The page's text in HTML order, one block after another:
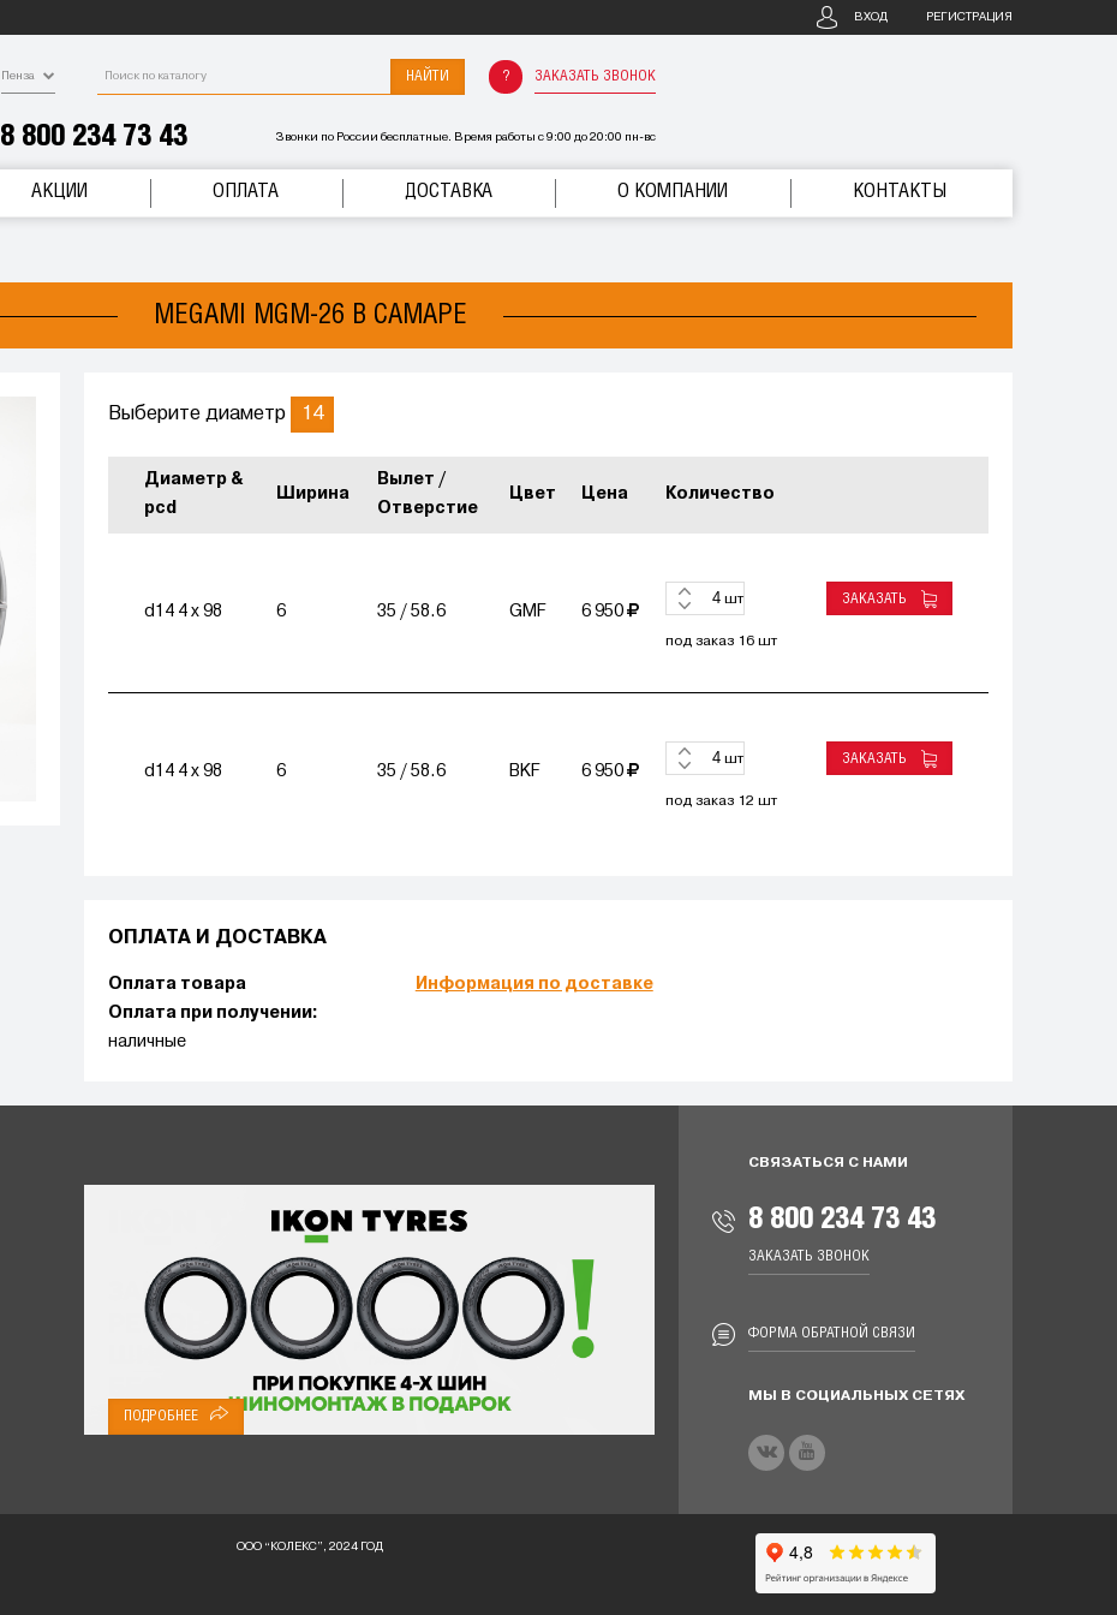
ВХОД РЕГИСТРАЦИЯ
Пенза НАЙТИ ЗАКАЗАТЬ ЗВОНОК
8 800 234 73 43 Звонки по России бесплатные. Время работы с 9:00 до 20:00 пн-вс
АКЦИИ ОПЛАТА ДОСТАВКА О КОМПАНИИ КОНТАКТЫ
MEGAMI MGM-26 В САМАРЕ
Выберите диаметр 14
Диаметр &
pcd
Ширина
Вылет /
Отверстие
Цвет Цена Количество
d14 4 x 98 6 35 / 58.6 GMF 6 950
шт ЗАКАЗАТЬ
под заказ 16 шт
d14 4 x 98 6 35 / 58.6 BKF 6 950
шт ЗАКАЗАТЬ
под заказ 12 шт
ОПЛАТА И ДОСТАВКА
Оплата товара
Оплата при получении:
наличные
Информация по доставке
ПОДРОБНЕЕ
СВЯЗАТЬСЯ С НАМИ
8 800 234 73 43
ЗАКАЗАТЬ ЗВОНОК
ФОРМА ОБРАТНОЙ СВЯЗИ
МЫ В СОЦИАЛЬНЫХ СЕТЯХ
ООО “КОЛЕКС”, 2024 ГОД